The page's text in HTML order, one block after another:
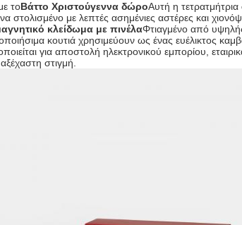
τοΒάττο Χριστούγεννα δώροΑυτή η
στολισμένο με λεπτές ασημένιες αστέρες και
κλείδωμα με πινέλαΦτιαγμένο από
κουτιά χρησιμεύουν ως ένας ευέλικτος
για αποστολή ηλεκτρονικού εμπορίου,
στιγμή.